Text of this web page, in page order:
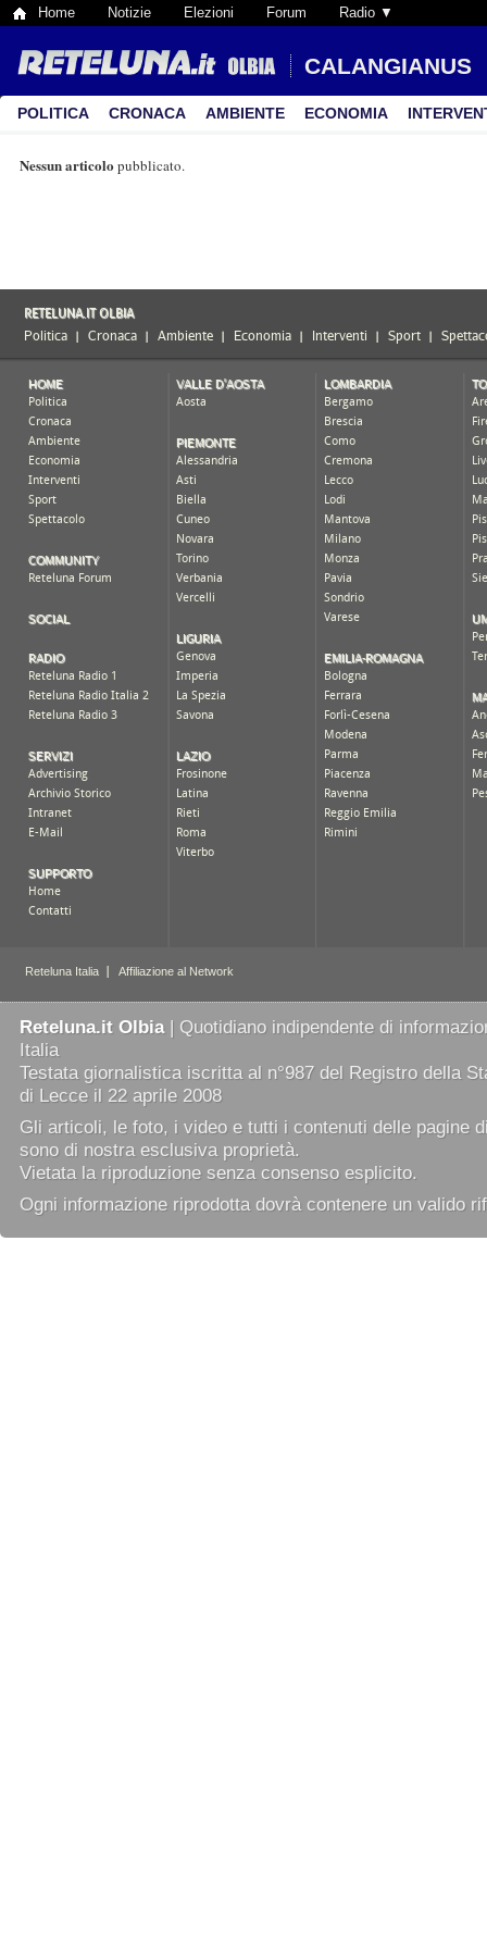
Home Notizie Elezioni Forum Radio ▼
CALANGIANUS
POLITICA CRONACA AMBIENTE ECONOMIA
Nessun articolo pubblicato.
Reteluna.it Olbia| Quotidiano indipendente di
Italia
Testata giornalistica iscritta al n°987 del Registro della
di Lecce il 22 aprile 2008
Gli articoli, le foto, i video e tutti i contenuti delle pagine
sono di nostra esclusiva proprietà.
Vietata la riproduzione senza consenso esplicito.
Ogni informazione riprodotta dovrà contenere un valido